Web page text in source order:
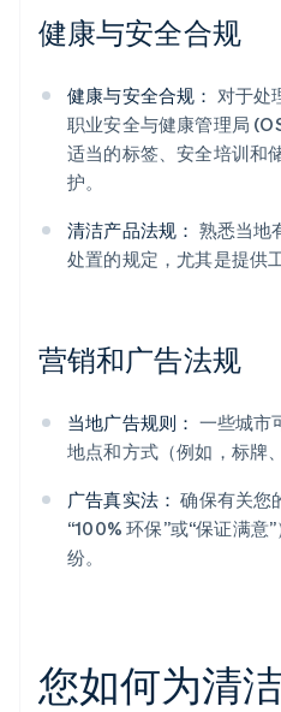
健康与安全合规
健康与安全合规： 对于处
职业安全与健康管理局
适当的标签、安全培训和
护。
清洁产品法规： 熟悉当地
处置的规定，尤其是提供
营销和广告法规
当地广告规则： 一些城市
地点和方式（例如，标牌
广告真实法： 确保有关您
“100% 环保”或“保证满意
纷。
您如何为清